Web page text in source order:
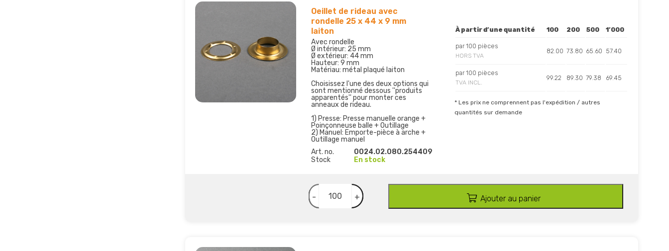
Oeillet de rideau avec
rondelle 25 x 44 x 9 mm
laiton
Avec rondelle
Ø intérieur: 25 mm
Ø extérieur: 44 mm
Hauteur: 9 mm
Matériau: métal plaqué laiton
Choisissez l'une des deux options qui
sont mentionné dessous ''produits
apparentés'' pour monter ces
anneaux de rideau.
1) Presse: Presse manuelle orange +
Poinçonneuse balle + Outillage
2) Manuel: Emporte-pièce à arche +
Outillage manuel
Art. no.
0024.02.080.254409
Stock
En stock
À partir d’une quantité 100 200 500 1’000
par 100 pièces
HORS TVA
82.00 73.80 65.60 57.40
par 100 pièces
TVA INCL.
99.22 89.30 79.38 69.45
* Les prix ne comprennent pas l'expédition / autres
quantités sur demande
- + Ajouter au panier